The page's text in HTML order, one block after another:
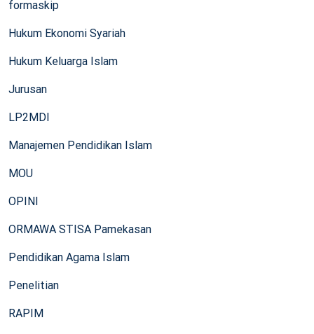
formaskip
Hukum Ekonomi Syariah
Hukum Keluarga Islam
Jurusan
LP2MDI
Manajemen Pendidikan Islam
MOU
OPINI
ORMAWA STISA Pamekasan
Pendidikan Agama Islam
Penelitian
RAPIM